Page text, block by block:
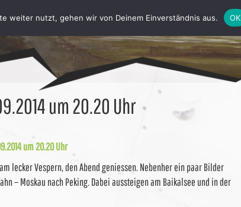
um 20.20 Uhr
um 20.20 Uhr
lecker Vespern, den Abend geniessen. Nebenher ein paar Bilder
– Moskau nach Peking. Dabei aussteigen am Baikalsee und in der
weiter nutzt, gehen wir von Deinem Einverständnis aus. OK